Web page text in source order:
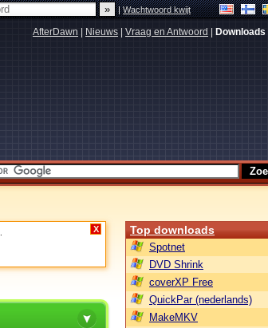
|Wachtwoord kwijt
AfterDawn Nieuws Vraag en Antwoord Downloads
X Top downloads
Spotnet
DVD Shrink
coverXP Free
QuickPar (nederlands)
MakeMKV